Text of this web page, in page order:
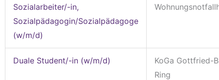
Sozialarbeiter/-in,
Sozialpädagogin/Sozialpädagoge
(w/m/d)
Duale Student/-in (w/m/d)
KoGa Gottfried-
Ring